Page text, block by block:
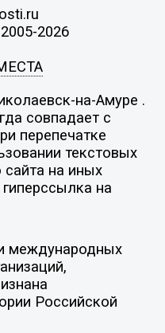
2026
на-Амуре .
совпадает с
перепечатке
текстовых
сайта на иных
на
международных
Российской